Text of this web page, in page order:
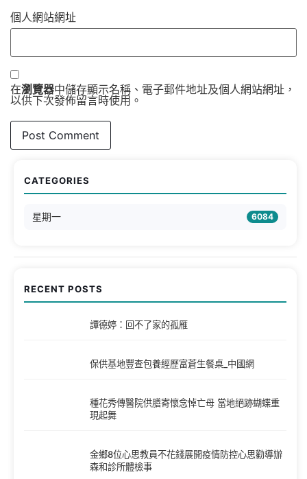
個人網站網址
在瀏覽器中儲存顯示名稱、電子郵件地址及個人網站網址，
以供下次發佈留言時使用。
CATEGORIES
星期一 6084
RECENT POSTS
譚德婷：回不了家的孤雁
保供基地豐查包養經歷富蒼生餐桌_中國網
種花秀傳醫院供膳寄懷念悼亡母 當地絕跡蝴蝶重
現起舞
金鄉8位心思教員不花錢展開疫情防控心思勸導辦
森和診所體檢事